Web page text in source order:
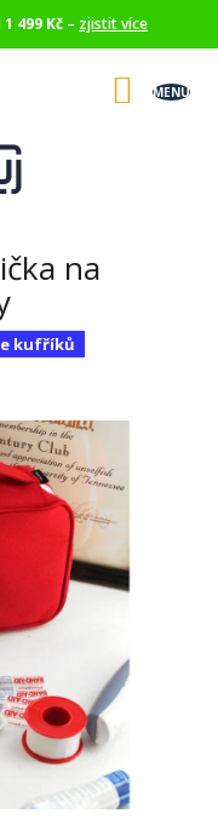
1 499 Kč – zjistit více
na
kufříků